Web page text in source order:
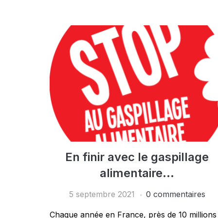
En finir avec le gaspillage
alimentaire…
5 septembre 2021 0 commentaires
Chaque année en France, près de 10 millions